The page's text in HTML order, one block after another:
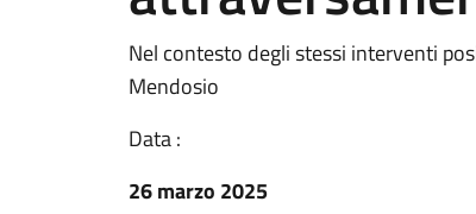
Nel contesto degli stessi interventi
Mendosio
Data :
26 marzo 2025